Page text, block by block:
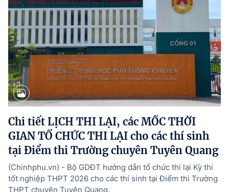
Chi tiết LỊCH THI LẠI, các MỐC THỜI
GIAN TỔ CHỨC THI LẠI cho các thí sinh
tại Điểm thi Trường chuyên Tuyên Quang
(Chinhphu.vn) - Bộ GDĐT hướng dẫn tổ chức thi lại Kỳ thi
tốt nghiệp THPT 2026 cho các thí sinh tại Điểm thi Trường
THPT chuyên Tuyên Quang.